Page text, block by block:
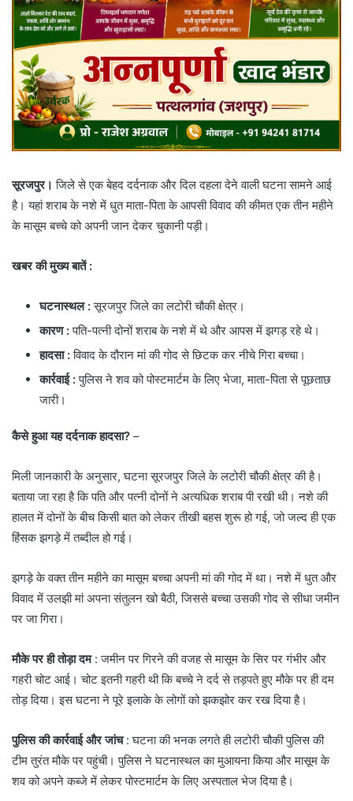
सूरजपुर। जिले से एक बेहद दर्दनाक और दिल दहला देने वाली घटना सामने आई
है। यहां शराब के नशे में धुत माता-पिता के आपसी विवाद की कीमत एक तीन महीने
के मासूम बच्चे को अपनी जान देकर चुकानी पड़ी।
खबर की मुख्य बातें :
घटनास्थल :सूरजपुर जिले का लटोरी चौकी क्षेत्र।
कारण :पति-पत्नी दोनों शराब के नशे में थे और आपस में झगड़ रहे थे।
हादसा :विवाद के दौरान मां की गोद से छिटक कर नीचे गिरा बच्चा।
कार्रवाई :पुलिस ने शव को पोस्टमार्टम के लिए भेजा, माता-पिता से पूछताछ
जारी।
कैसे हुआ यह दर्दनाक हादसा? –
​मिली जानकारी के अनुसार, घटना सूरजपुर जिले के लटोरी चौकी क्षेत्र की है।
बताया जा रहा है कि पति और पत्नी दोनों ने अत्यधिक शराब पी रखी थी। नशे की
हालत में दोनों के बीच किसी बात को लेकर तीखी बहस शुरू हो गई, जो जल्द ही एक
हिंसक झगड़े में तब्दील हो गई।
​झगड़े के वक्त तीन महीने का मासूम बच्चा अपनी मां की गोद में था। नशे में धुत और
विवाद में उलझी मां अपना संतुलन खो बैठी, जिससे बच्चा उसकी गोद से सीधा जमीन
पर जा गिरा।
मौके पर ही तोड़ा दम: ​जमीन पर गिरने की वजह से मासूम के सिर पर गंभीर और
गहरी चोट आई। चोट इतनी गहरी थी कि बच्चे ने दर्द से तड़पते हुए मौके पर ही दम
तोड़ दिया। इस घटना ने पूरे इलाके के लोगों को झकझोर कर रख दिया है।
पुलिस की कार्रवाई और जांच: ​घटना की भनक लगते ही लटोरी चौकी पुलिस की
टीम तुरंत मौके पर पहुंची। पुलिस ने घटनास्थल का मुआयना किया और मासूम के
शव को अपने कब्जे में लेकर पोस्टमार्टम के लिए अस्पताल भेज दिया है।